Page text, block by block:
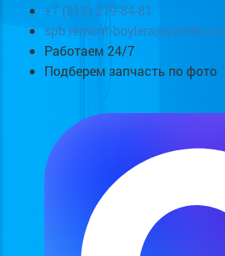
+7 (812) 219-84-81
spb.remont-boylera@yandex.ru
Работаем 24/7
Подберем запчасть по фото